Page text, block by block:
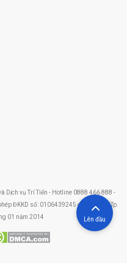
Dịch vụ Trí Tiến - Hotline 0888 466 888 -
ĐKKD số: 0106439245 do Sở KHĐT Tp.
01 năm 2014
Lên đầu